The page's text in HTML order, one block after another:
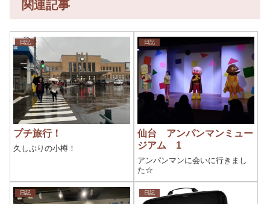
関連記事
日記
プチ旅行！
久しぶりの小樽！
日記
仙台 アンパンマンミュー
ジアム 1
アンパンマンに会いに行きまし
た☆
日記 日記